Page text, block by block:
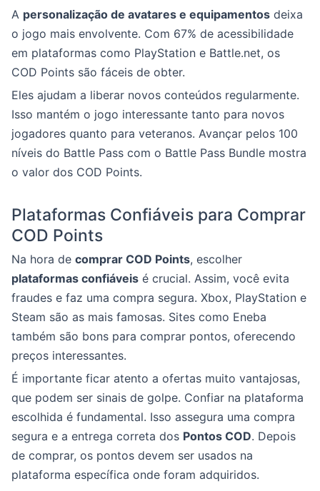
A personalização de avatares e equipamentos deixa
o jogo mais envolvente. Com 67% de acessibilidade
em plataformas como PlayStation e Battle.net, os
COD Points são fáceis de obter.
Eles ajudam a liberar novos conteúdos regularmente.
Isso mantém o jogo interessante tanto para novos
jogadores quanto para veteranos. Avançar pelos 100
níveis do Battle Pass com o Battle Pass Bundle mostra
o valor dos COD Points.
Plataformas Confiáveis para Comprar
COD Points
Na hora de comprar COD Points, escolher
plataformas confiáveis é crucial. Assim, você evita
fraudes e faz uma compra segura. Xbox, PlayStation e
Steam são as mais famosas. Sites como Eneba
também são bons para comprar pontos, oferecendo
preços interessantes.
É importante ficar atento a ofertas muito vantajosas,
que podem ser sinais de golpe. Confiar na plataforma
escolhida é fundamental. Isso assegura uma compra
segura e a entrega correta dos Pontos COD. Depois
de comprar, os pontos devem ser usados na
plataforma específica onde foram adquiridos.